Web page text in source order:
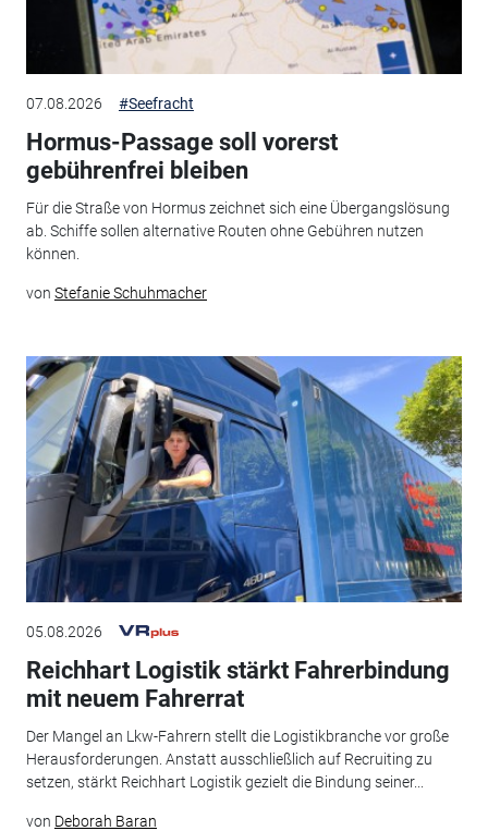
07.08.2026 #Seefracht
Hormus-Passage soll vorerst
gebührenfrei bleiben
Für die Straße von Hormus zeichnet sich eine Übergangslösung
ab. Schiffe sollen alternative Routen ohne Gebühren nutzen
können.
von Stefanie Schuhmacher
05.08.2026
Reichhart Logistik stärkt Fahrerbindung
mit neuem Fahrerrat
Der Mangel an Lkw-Fahrern stellt die Logistikbranche vor große
Herausforderungen. Anstatt ausschließlich auf Recruiting zu
setzen, stärkt Reichhart Logistik gezielt die Bindung seiner...
von Deborah Baran